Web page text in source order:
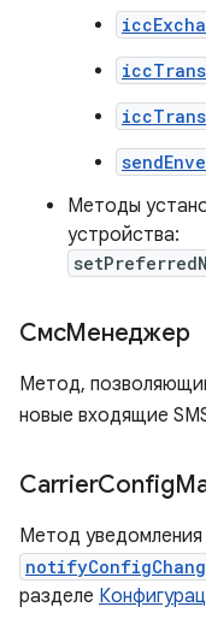
Методы
устройства:
СмсМенеджер
Метод,
новые входящие
CarrierConfig
Метод уведомления
разделе